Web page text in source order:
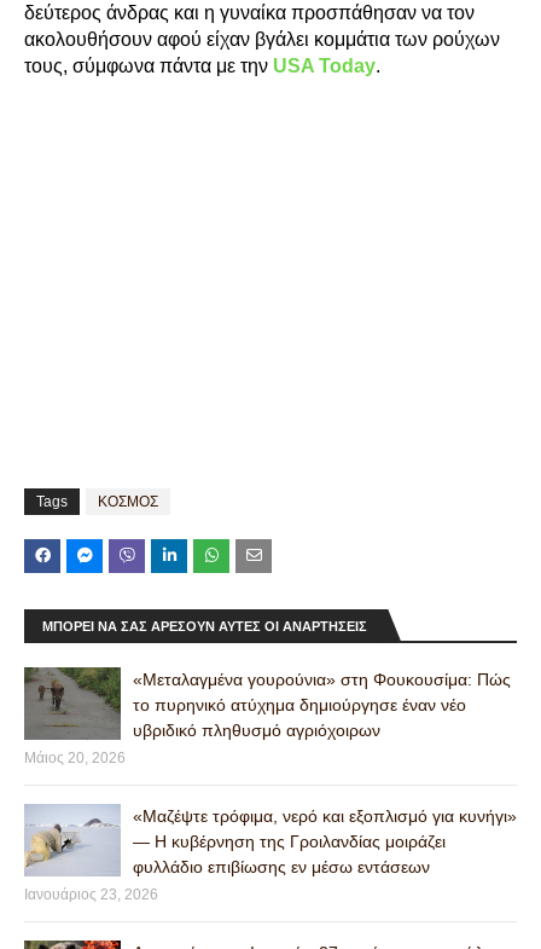
δεύτερος άνδρας και η γυναίκα προσπάθησαν να τον
ακολουθήσουν αφού είχαν βγάλει κομμάτια των ρούχων
τους, σύμφωνα πάντα με την USA Today.
Tags ΚΟΣΜΟΣ
ΜΠΟΡΕΊ ΝΑ ΣΑΣ ΑΡΈΣΟΥΝ ΑΥΤΈΣ ΟΙ ΑΝΑΡΤΉΣΕΙΣ
«Μεταλαγμένα γουρούνια» στη Φουκουσίμα: Πώς
το πυρηνικό ατύχημα δημιούργησε έναν νέο
υβριδικό πληθυσμό αγριόχοιρων
Μάιος 20, 2026
«Μαζέψτε τρόφιμα, νερό και εξοπλισμό για κυνήγι»
— Η κυβέρνηση της Γροιλανδίας μοιράζει
φυλλάδιο επιβίωσης εν μέσω εντάσεων
Ιανουάριος 23, 2026